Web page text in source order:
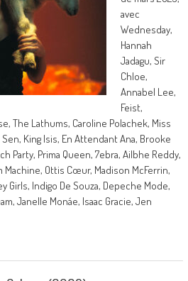
avec
Wednesday,
Hannah
Jadagu, Sir
Chloe,
Annabel Lee,
Feist,
The Lathums, Caroline Polachek, Miss
King Isis, En Attendant Ana, Brooke
Party, Prima Queen, 7ebra, Ailbhe Reddy,
Machine, Ottis Cœur, Madison McFerrin,
Girls, Indigo De Souza, Depeche Mode,
Janelle Monáe, Isaac Gracie, Jen